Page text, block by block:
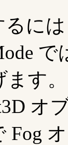
に
で
す
オ
Fog